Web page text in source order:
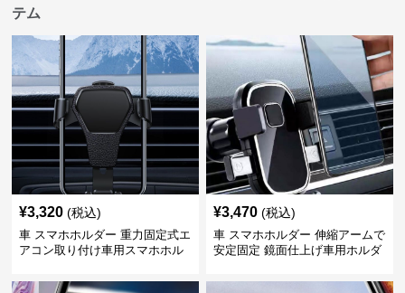
テム
¥3,320 (税込)
車 スマホホルダー 重力固定式エ
アコン取り付け車用スマホホル
¥3,470 (税込)
車 スマホホルダー 伸縮アームで
安定固定 鏡面仕上げ車用ホルダ